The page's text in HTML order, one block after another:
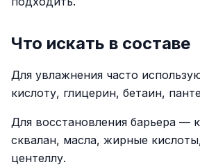
Что искать в составе
Для увлажнения часто
кислоту, глицерин, бетаин,
Для восстановления барьера —
сквалан, масла, жирные
центеллу.